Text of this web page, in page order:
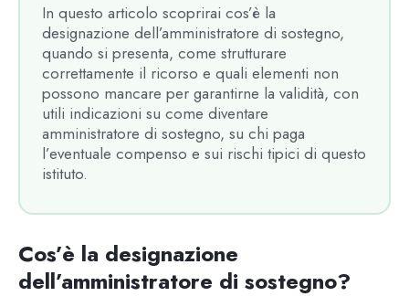
In questo articolo scoprirai cos’è la
designazione dell’amministratore di sostegno,
quando si presenta, come strutturare
correttamente il ricorso e quali elementi non
possono mancare per garantirne la validità, con
utili indicazioni su come diventare
amministratore di sostegno, su chi paga
l’eventuale compenso e sui rischi tipici di questo
istituto.
Cos’è la designazione
dell’amministratore di sostegno?